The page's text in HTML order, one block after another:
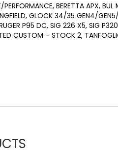
BERETTA APX, BUL
GLOCK 34/35 GEN4/
P95 DC, SIG 226 X5, SIG
CUSTOM – STOCK 2,